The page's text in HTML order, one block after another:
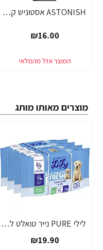
ASTONISH אסטוניש קרם לנירוסטה 550 גרם - מבית יעקבי
₪16.00
מוצרים מאותו מותג
לילי PURE נייר טואלט לח נשטף באסלה 40 דפים מארז רביעייה
₪19.90